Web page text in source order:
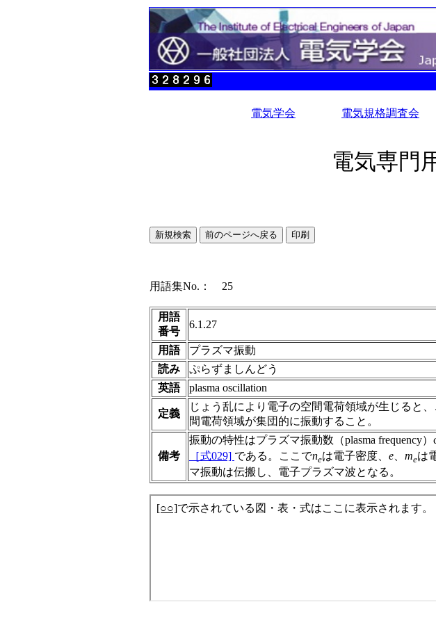
電気学会 電気規格調査会
電気専門
用語集No.： 25
用語
番号
6.1.27
用語
プラズマ振動
読み
ぷらずましんどう
英語
plasma oscillation
定義
じょう乱により電子の空間電荷領域が生じると
間電荷領域が集団的に振動すること。
備考
振動の特性はプラズマ振動数（plasma frequency
［式029] である。ここでneは電子密度、 e meは
マ振動は伝搬し、電子プラズマ波となる。